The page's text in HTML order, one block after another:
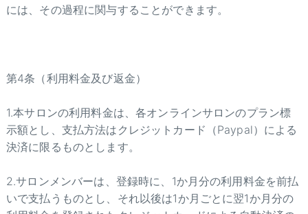
には、その過程に関与することができます。
第4条（利用料金及び返金）
1.本サロンの利用料金は、各オンラインサロンのプラン標
示額とし、支払方法はクレジットカード（Paypal）による
決済に限るものとします。
2.サロンメンバーは、登録時に、1か月分の利用料金を前払
いで支払うものとし、それ以後は1か月ごとに翌1か月分の